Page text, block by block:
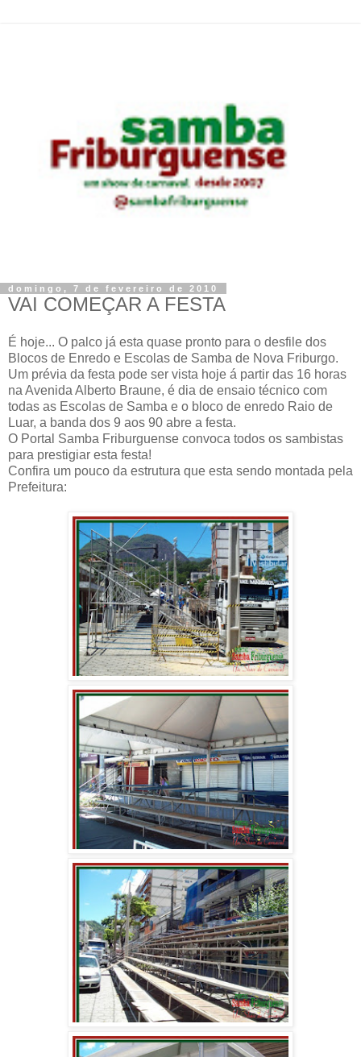
domingo, 7 de fevereiro de 2010
VAI COMEÇAR A FESTA
É hoje... O palco já esta quase pronto para o desfile dos
Blocos de Enredo e Escolas de Samba de Nova Friburgo.
Um prévia da festa pode ser vista hoje á partir das 16 horas
na Avenida Alberto Braune, é dia de ensaio técnico com
todas as Escolas de Samba e o bloco de enredo Raio de
Luar, a banda dos 9 aos 90 abre a festa.
O Portal Samba Friburguense convoca todos os sambistas
para prestigiar esta festa!
Confira um pouco da estrutura que esta sendo montada pela
Prefeitura: